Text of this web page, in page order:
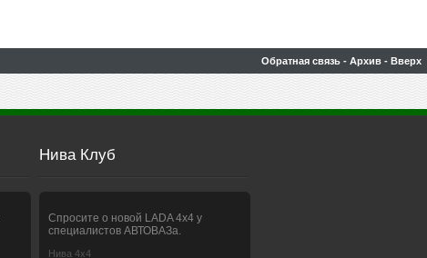
Обратная связь - Архив - Вверх
Нива Клуб
Спросите о новой LADA 4x4 у
специалистов АВТОВАЗа.
Нива 4х4